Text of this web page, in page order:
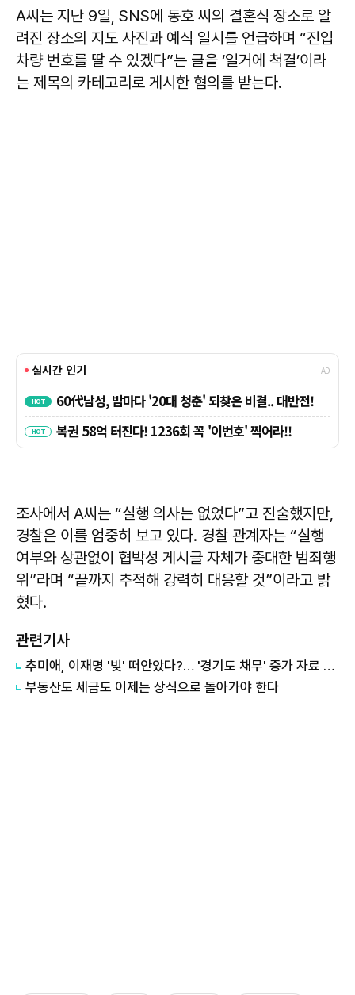
A씨는 지난 9일, SNS에 동호 씨의 결혼식 장소로 알
려진 장소의 지도 사진과 예식 일시를 언급하며 “진입
차량 번호를 딸 수 있겠다”는 글을 ‘일거에 척결’이라
는 제목의 카테고리로 게시한 혐의를 받는다.
조사에서 A씨는 “실행 의사는 없었다”고 진술했지만,
경찰은 이를 엄중히 보고 있다. 경찰 관계자는 “실행
여부와 상관없이 협박성 게시글 자체가 중대한 범죄행
위”라며 “끝까지 추적해 강력히 대응할 것”이라고 밝
혔다.
관련기사
추미애, 이재명 '빚' 떠안았다?… '경기도 채무' 증가 자료 실시간 확산
부동산도 세금도 이제는 상식으로 돌아가야 한다